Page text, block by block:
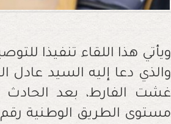
ويأتي هذا اللقاء تنفيذا
غشت الفارط، بعد الحادث